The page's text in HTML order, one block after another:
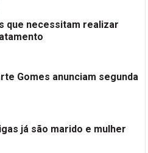
que necessitam realizar
Gomes anunciam segunda
já são marido e mulher